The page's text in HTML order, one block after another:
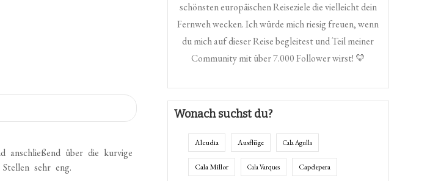
anschließend über die kurvige
sehr eng.
schönsten europäischen Reiseziele die vielleicht dein
Fernweh wecken. Ich würde mich riesig freuen, wenn
du mich auf dieser Reise begleitest und Teil meiner
Community mit über 7.000 Follower wirst! 💛
Wonach suchst du?
Alcudia Ausflüge Cala Agulla
Cala Millor Cala Varques Capdepera